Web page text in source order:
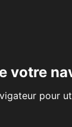
votre
pour